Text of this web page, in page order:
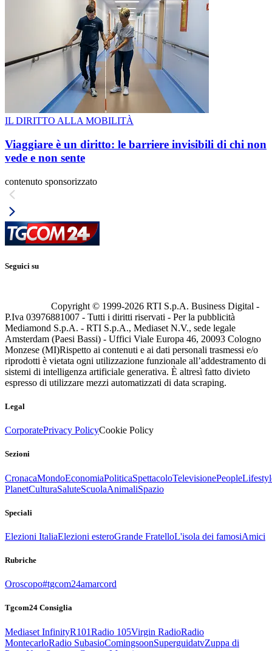
IL DIRITTO ALLA MOBILITÀ
Viaggiare è un diritto: le barriere invisibili di chi non
vede e non sente
contenuto sponsorizzato
Seguici su
Copyright © 1999-2026 RTI S.p.A. Business Digital -
P.Iva 03976881007 - Tutti i diritti riservati - Per la pubblicità
Mediamond S.p.A. - RTI S.p.A., Mediaset N.V., sede legale
Amsterdam (Paesi Bassi) - Uffici Viale Europa 46, 20093 Cologno
Monzese (MI)Rispetto ai contenuti e ai dati personali trasmessi e/o
riprodotti è vietata ogni utilizzazione funzionale all’addestramento di
sistemi di intelligenza artificiale generativa. È altresì fatto divieto
espresso di utilizzare mezzi automatizzati di data scraping.
Legal
CorporatePrivacy PolicyCookie Policy
Sezioni
CronacaMondoEconomiaPoliticaSpettacoloTelevisionePeople
PlanetCulturaSaluteScuolaAnimaliSpazio
Speciali
Elezioni ItaliaElezioni esteroGrande FratelloL'isola dei famosiAmici
Rubriche
Oroscopo#tgcom24amarcord
Tgcom24 Consiglia
Mediaset InfinityR101Radio 105Virgin RadioRadio
MontecarloRadio SubasioComingsoonSuperguidatvZuppa di